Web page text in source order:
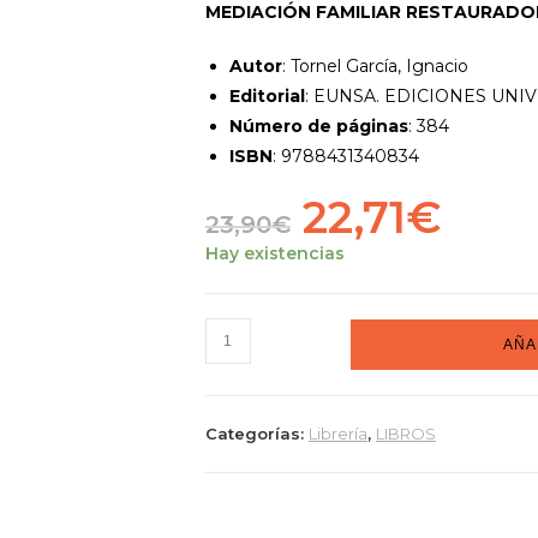
MEDIACIÓN FAMILIAR
Autor: Tornel García, Ignacio
Editorial: EUNSA. EDICIONES
Número de páginas:384
ISBN: 9788431340834
23,90€ 22,71€
Hay existencias
Categorías: Librería, LIBROS